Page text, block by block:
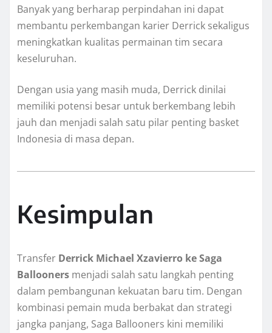
Banyak yang berharap perpindahan ini dapat
membantu perkembangan karier Derrick sekaligus
meningkatkan kualitas permainan tim secara
keseluruhan.
Dengan usia yang masih muda, Derrick dinilai
memiliki potensi besar untuk berkembang lebih
jauh dan menjadi salah satu pilar penting basket
Indonesia di masa depan.
Kesimpulan
Transfer Derrick Michael Xzavierro ke Saga
Ballooners menjadi salah satu langkah penting
dalam pembangunan kekuatan baru tim. Dengan
kombinasi pemain muda berbakat dan strategi
jangka panjang, Saga Ballooners kini memiliki